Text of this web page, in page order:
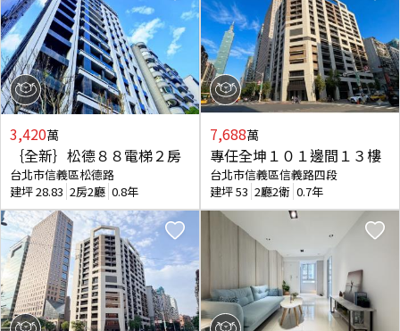
3,420萬
｛全新｝松德８８電梯２房
台北市信義區松德路
建坪28.83 2房2廳 0.8年
7,688萬
專任全坤１０１邊間１３樓
台北市信義區信義路四段
建坪53 2廳2衛 0.7年